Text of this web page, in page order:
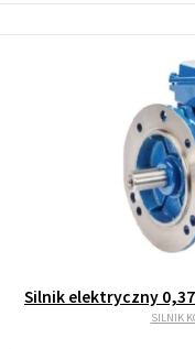
Silnik elektryczny 0,37
SILNIK